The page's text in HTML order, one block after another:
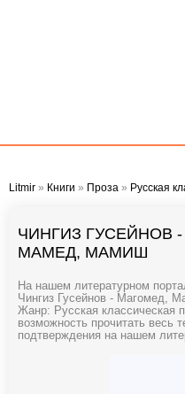
Litmir » Книги » Проза » Русская
ЧИНГИЗ ГУСЕЙНОВ
МАМЕД, МАМИШ
На нашем литературном
Чингиз Гусейнов - Магомед,
Жанр: Русская классическая
возможность прочитать весь
подтверждения на нашем